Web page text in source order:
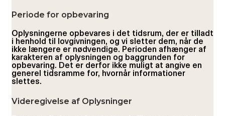
Periode for opbevaring
Oplysningerne opbevares i det tidsrum, der er tilladt
i henhold til lovgivningen, og vi sletter dem, når de
ikke længere er nødvendige. Perioden afhænger af
karakteren af oplysningen og baggrunden for
opbevaring. Det er derfor ikke muligt at angive en
generel tidsramme for, hvornår informationer
slettes.
Videregivelse af Oplysninger